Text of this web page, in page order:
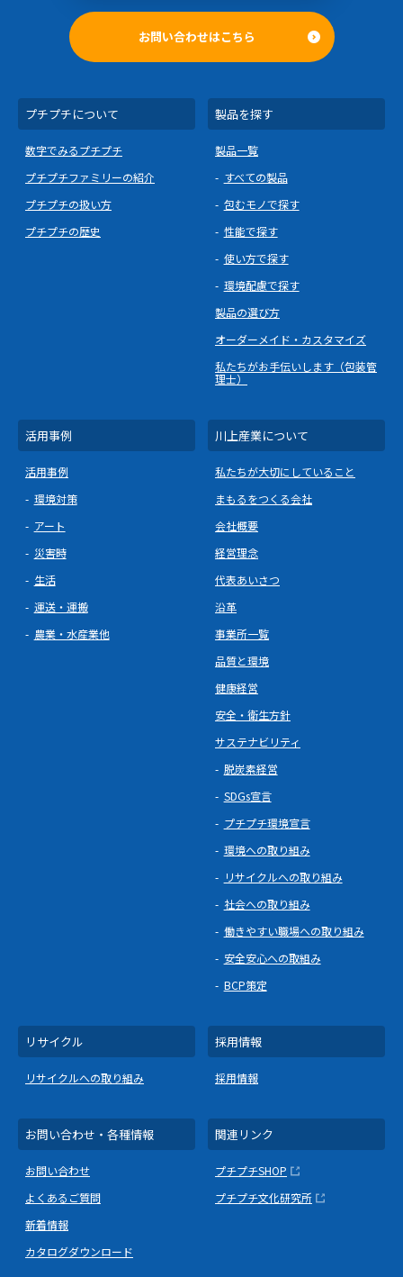
お問い合わせはこちら
プチプチについて
数字でみるプチプチ
プチプチファミリーの紹介
プチプチの扱い方
プチプチの歴史
製品を探す
製品一覧
すべての製品
包むモノで探す
性能で探す
使い方で探す
環境配慮で探す
製品の選び方
オーダーメイド・カスタマイズ
私たちがお手伝いします（包装管
理士）
活用事例
活用事例
環境対策
アート
災害時
生活
運送・運搬
農業・水産業他
川上産業について
私たちが大切にしていること
まもるをつくる会社
会社概要
経営理念
代表あいさつ
沿革
事業所一覧
品質と環境
健康経営
安全・衛生方針
サステナビリティ
脱炭素経営
SDGs宣言
プチプチ環境宣言
環境への取り組み
リサイクルへの取り組み
社会への取り組み
働きやすい職場への取り組み
安全安心への取組み
BCP策定
リサイクル
リサイクルへの取り組み
採用情報
採用情報
お問い合わせ・各種情報
お問い合わせ
よくあるご質問
新着情報
カタログダウンロード
関連リンク
プチプチSHOP
プチプチ文化研究所